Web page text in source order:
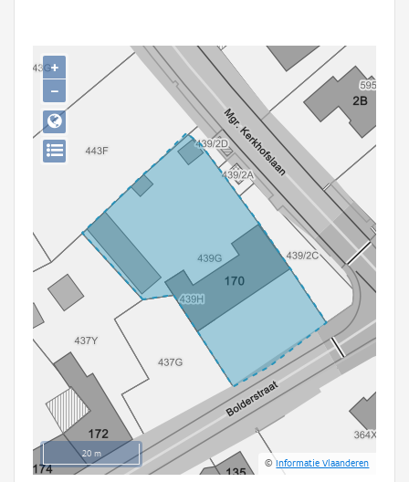
Gebeurtenis
Persoon of collectief
Downloads
20 m
©Informatie Vlaanderen
+
−